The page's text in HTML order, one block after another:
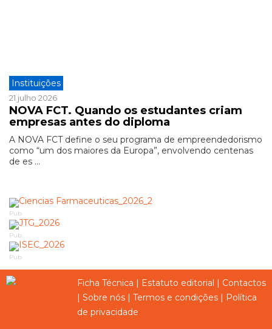
Instituições
21 julho 2026
NOVA FCT. Quando os estudantes criam
empresas antes do diploma
A NOVA FCT define o seu programa de empreendedorismo
como “um dos maiores da Europa”, envolvendo centenas
de es ...
Pub
Pub
Pub
Ficha Técnica | Estatuto editorial | Contactos
| Sobre nós | Termos e condições | Política
de privacidade